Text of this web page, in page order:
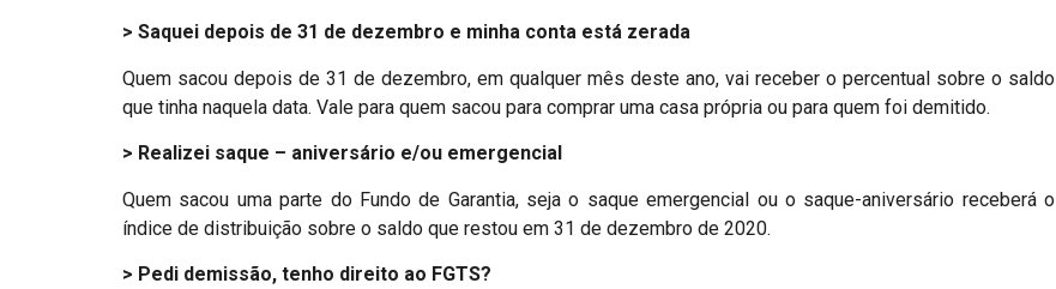
> Saquei depois de 31 de dezembro e minha conta está zerada
Quem sacou depois de 31 de dezembro, em qualquer mês deste ano, vai receber o percentual sobre o saldo
que tinha naquela data. Vale para quem sacou para comprar uma casa própria ou para quem foi demitido.
> Realizei saque – aniversário e/ou emergencial
Quem sacou uma parte do Fundo de Garantia, seja o saque emergencial ou o saque-aniversário receberá o
índice de distribuição sobre o saldo que restou em 31 de dezembro de 2020.
> Pedi demissão, tenho direito ao FGTS?